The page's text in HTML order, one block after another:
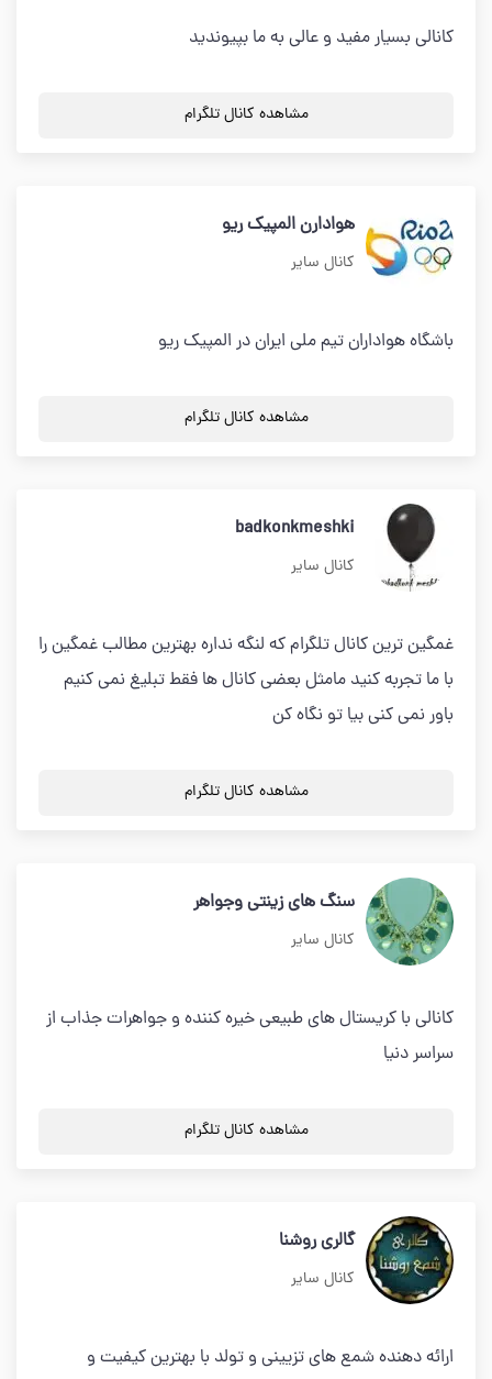
کانالی بسیار مفید و عالی به ما بپیوندید
مشاهده کانال تلگرام
هوادارن المپیک ریو
کانال سایر
باشگاه هواداران تیم ملی ایران در المپیک ریو
مشاهده کانال تلگرام
badkonkmeshki
کانال سایر
غمگین ترین کانال تلگرام که لنگه نداره بهترین مطالب غمگین را
با ما تجربه کنید مامثل بعضی کانال ها فقط تبلیغ نمی کنیم
باور نمی کنی بیا تو نگاه کن
مشاهده کانال تلگرام
سنگ های زینتی وجواهر
کانال سایر
کانالی با کریستال های طبیعی خیره کننده و جواهرات جذاب از
سراسر دنیا
مشاهده کانال تلگرام
گالری روشنا
کانال سایر
ارائه دهنده شمع های تزیینی و تولد با بهترین کیفیت و